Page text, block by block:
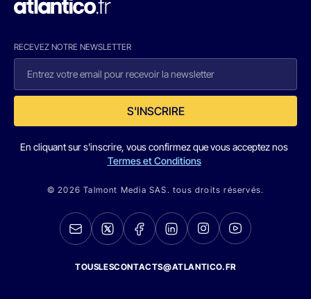
RECEVEZ NOTRE NEWSLETTER
S'INSCRIRE
En cliquant sur s'inscrire, vous confirmez que vous acceptez nos
Termes et Conditions
© 2026 Talmont Media SAS. tous droits réservés.
TOUSLESCONTACTS@ATLANTICO.FR